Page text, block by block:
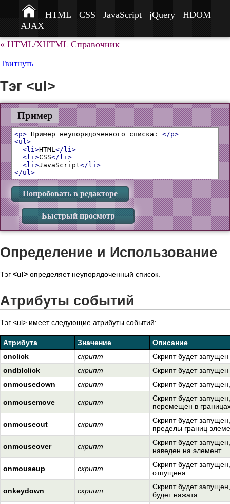
HTML CSS JavaScript jQuery
HDOM
AJAX
« HTML/XHTML Справочник
Твитнуть
Тэг <ul>
Пример
<p> Пример неупорядоченного списка: </p>
<ul>
<li>HTML</li>
<li>CSS</li>
<li>JavaScript</li>
</ul>
Попробовать в редакторе
Быстрый просмотр
Определение и Использование
Тэг <ul> определяет неупорядоченный список.
Атрибуты событий
Тэг <ul> имеет следующие атрибуты событий:
Атрибута Значение
Описание
onclick
скрипт
Скрипт будет
ondblclick
скрипт
Скрипт будет
onmousedown
скрипт Скрипт будет
onmousemove скрипт
Скрипт будет
перемещен в
onmouseout скрипт
Скрипт будет
пределы границ
onmouseover скрипт
Скрипт будет
наведен на элемент.
onmouseup скрипт
Скрипт будет
отпущена.
onkeydown скрипт
Скрипт будет
будет нажата.